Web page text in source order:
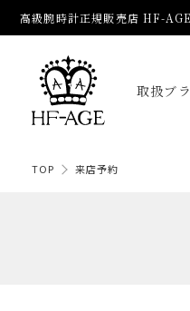
高級腕時計正規販売店 HF-AGE
取扱ブ
TOP 来店予約